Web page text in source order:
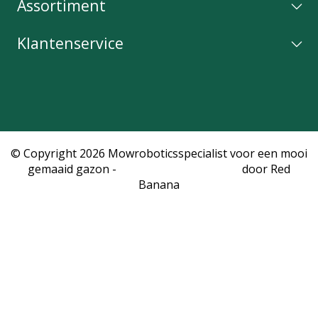
Assortiment
Klantenservice
© Copyright 2026 Mowroboticsspecialist voor een mooi
gemaaid gazon -
door Red
Banana